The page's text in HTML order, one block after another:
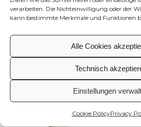
verarbeiten. Die Nichteinwilligung oder der
kann bestimmte Merkmale und Funktionen
Alle Cookies
Technisch
Einstellungen
Cookie PolicyPrivacy
WEISSE